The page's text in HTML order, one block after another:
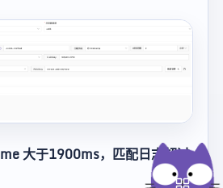
大于1900ms，匹配日志超过